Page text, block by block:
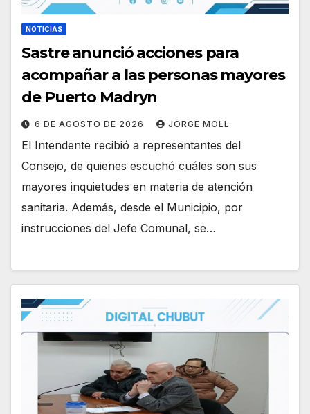
NOTICIAS
Sastre anunció acciones para
acompañar a las personas mayores
de Puerto Madryn
6 DE AGOSTO DE 2026 JORGE MOLL
El Intendente recibió a representantes del
Consejo, de quienes escuchó cuáles son sus
mayores inquietudes en materia de atención
sanitaria. Además, desde el Municipio, por
instrucciones del Jefe Comunal, se…